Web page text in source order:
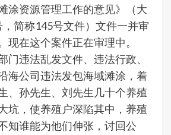
涂资源管理工作的意见》（大
简称145号文件）文件一并审
现在这个案件正在审理中。
违法乱发文件、违法行政、
海公司违法发包海域滩涂，着
、孙先生、刘先生几十个养殖
坑，使养殖户深陷其中，养殖
知谁能为他们伸张，讨回公